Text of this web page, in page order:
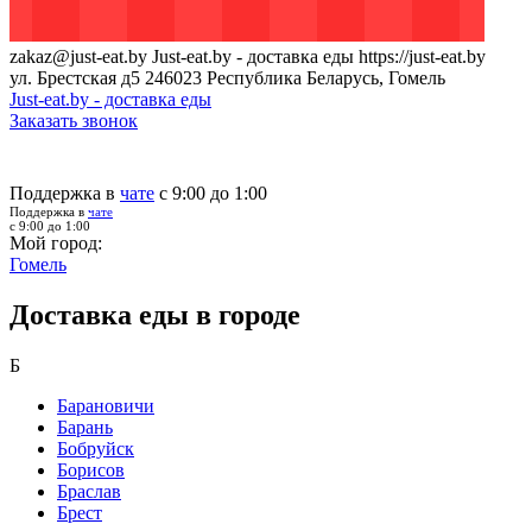
zakaz@just-eat.by Just-eat.by - доставка еды https://just-eat.by
ул. Брестская д5 246023 Республика Беларусь, Гомель
Just-eat.by - доставка еды
Заказать звонок
Поддержка в чате с 9:00 до 1:00
Поддержка в чате
с 9:00 до 1:00
Мой город:
Гомель
Доставка еды в городе
Б
Барановичи
Барань
Бобруйск
Борисов
Браслав
Брест